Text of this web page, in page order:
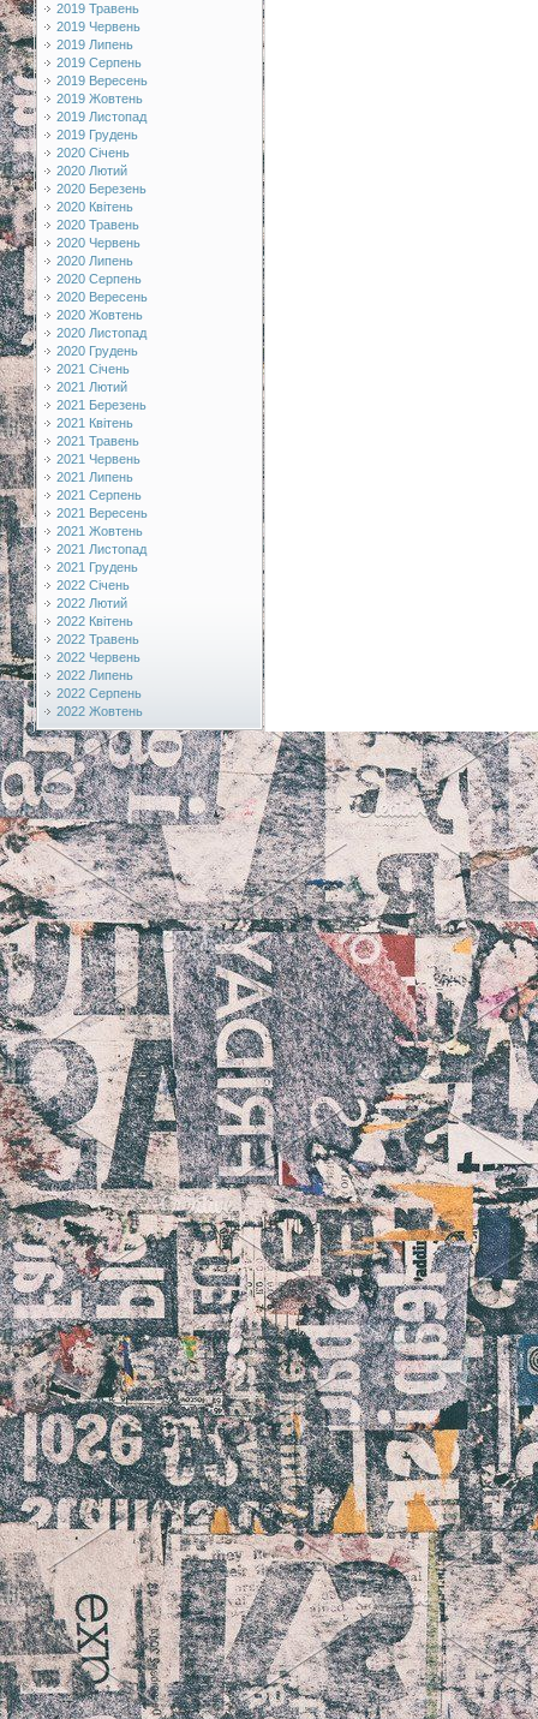
2019 Травень
2019 Червень
2019 Липень
2019 Серпень
2019 Вересень
2019 Жовтень
2019 Листопад
2019 Грудень
2020 Січень
2020 Лютий
2020 Березень
2020 Квітень
2020 Травень
2020 Червень
2020 Липень
2020 Серпень
2020 Вересень
2020 Жовтень
2020 Листопад
2020 Грудень
2021 Січень
2021 Лютий
2021 Березень
2021 Квітень
2021 Травень
2021 Червень
2021 Липень
2021 Серпень
2021 Вересень
2021 Жовтень
2021 Листопад
2021 Грудень
2022 Січень
2022 Лютий
2022 Квітень
2022 Травень
2022 Червень
2022 Липень
2022 Серпень
2022 Жовтень